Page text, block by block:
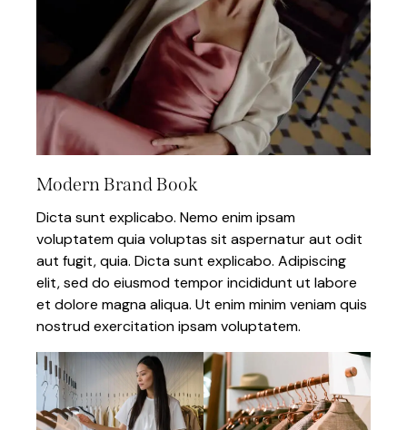
Modern Brand Book
Dicta sunt explicabo. Nemo enim ipsam
voluptatem quia voluptas sit aspernatur aut odit
aut fugit, quia. Dicta sunt explicabo. Adipiscing
elit, sed do eiusmod tempor incididunt ut labore
et dolore magna aliqua. Ut enim minim veniam quis
nostrud exercitation ipsam voluptatem.